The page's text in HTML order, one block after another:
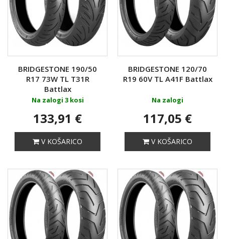
BRIDGESTONE 190/50
R17 73W TL T31R
Battlax
Na zalogi 3 kosi
133,91 €
V KOŠARICO
BRIDGESTONE 120/70
R19 60V TL A41F Battlax
Na zalogi
117,05 €
V KOŠARICO